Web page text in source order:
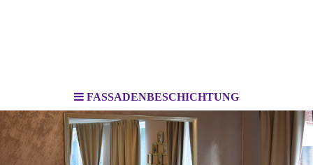
FASSADENBESCHICHTUNG